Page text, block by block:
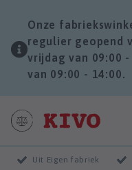
Onze
regulier geopend
vrijdag van 09:00
van 09:00 - 14:00.
Uit Eigen fabriek